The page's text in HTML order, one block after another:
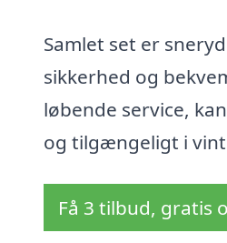
Samlet set er
sikkerhed og
løbende service,
og tilgængeligt i
Få 3 tilbud, gratis